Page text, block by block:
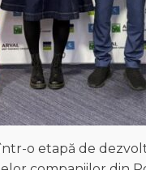
o etapă de